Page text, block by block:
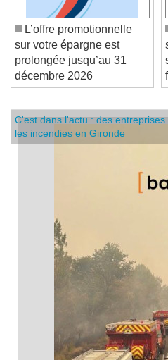
L’offre promotionnelle
sur votre épargne est
prolongée jusqu’au 31
décembre 2026
C'est dans l'actu : des entreprises
les incendies en Gironde